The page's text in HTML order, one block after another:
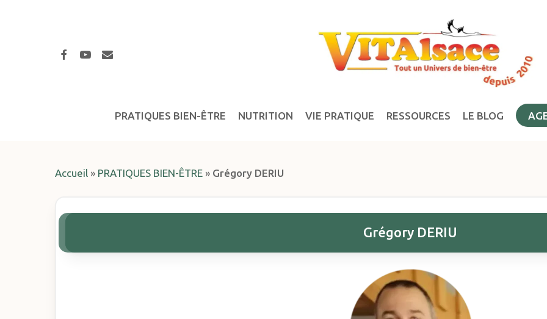
facebookyoutube
email
PRATIQUES BIEN-ÊTRE NUTRITION VIE PRATIQUE RESSOURCES LE BLOG
Accueil » PRATIQUES BIEN-ÊTRE » Grégory DERIU
Grégory DERIU